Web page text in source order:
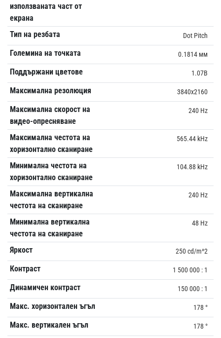
използваната част от
екрана
Тип на резбата Dot Pitch
Големина на точката 0.1814 мм
Поддържани цветове 1.07B
Максимална резолюция 3840x2160
Максимална скорост на
видео-опресняване
240 Hz
Максимална честота на
хоризонтално сканиране
565.44 kHz
Минимална честота на
хоризонтално сканиране
104.88 kHz
Максимална вертикална
честота на сканиране
240 Hz
Минимална вертикална
честота на сканиране
48 Hz
Яркост 250 cd/m^2
Контраст 1 500 000 : 1
Динамичен контраст 150 000 : 1
Макс. хоризонтален ъгъл 178 °
Макс. вертикален ъгъл 178 °